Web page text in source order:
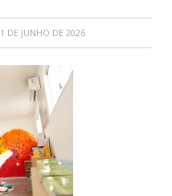
1 DE JUNHO DE 2026